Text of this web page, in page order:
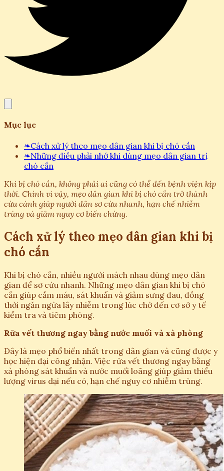
Mục lục
❧Cách xử lý theo mẹo dân gian khi bị chó cắn
❧Những điều phải nhớ khi dùng mẹo dân gian trị
chó cắn
Khi bị chó cắn, không phải ai cũng có thể đến bệnh viện kịp
thời. Chính vì vậy, mẹo dân gian khi bị chó cắn trở thành
cứu cánh giúp người dân sơ cứu nhanh, hạn chế nhiễm
trùng và giảm nguy cơ biến chứng.
Cách xử lý theo mẹo dân gian khi bị
chó cắn
Khi bị chó cắn, nhiều người mách nhau dùng mẹo dân
gian để sơ cứu nhanh. Những mẹo dân gian khi bị chó
cắn giúp cầm máu, sát khuẩn và giảm sưng đau, đồng
thời ngăn ngừa lây nhiễm trong lúc chờ đến cơ sở y tế
kiểm tra và tiêm phòng.
Rửa vết thương ngay bằng nước muối và xà phòng
Đây là mẹo phổ biến nhất trong dân gian và cũng được y
học hiện đại công nhận. Việc rửa vết thương ngay bằng
xà phòng sát khuẩn và nước muối loãng giúp giảm thiểu
lượng virus dại nếu có, hạn chế nguy cơ nhiễm trùng.